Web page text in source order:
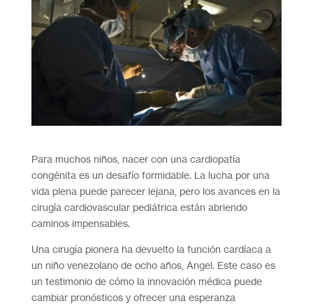
Para muchos niños, nacer con una cardiopatía
congénita es un desafío formidable. La lucha por una
vida plena puede parecer lejana, pero los avances en la
cirugía cardiovascular pediátrica están abriendo
caminos impensables.
Una cirugía pionera ha devuelto la función cardíaca a
un niño venezolano de ocho años, Ángel. Este caso es
un testimonio de cómo la innovación médica puede
cambiar pronósticos y ofrecer una esperanza